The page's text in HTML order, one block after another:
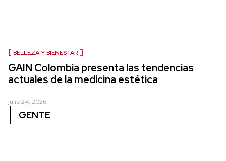
BELLEZA Y BIENESTAR
GAIN Colombia presenta las tendencias
actuales de la medicina estética
julio 24, 2026
GENTE